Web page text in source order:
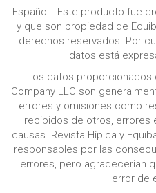
Español - Este producto fue
y que son propiedad de
derechos reservados. Por
datos está
Los datos proporcionados
Company LLC son
errores y omisiones como
recibidos de otros, errores
causas. Revista Hípica y
responsables por las
errores, pero agradecerían
error de